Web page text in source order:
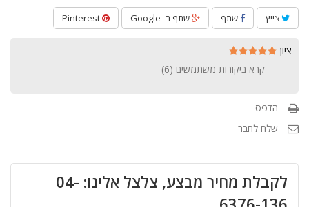
צייץ שתף שתף ב- Google
ציון
קרא ביקורות משתמשים (6
)
הדפס
שלח לחבר
לקבלת מחיר מבצע, צלצל אלינו: 04-